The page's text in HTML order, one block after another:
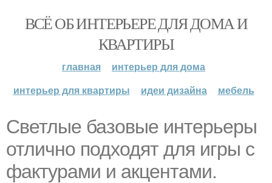
ВСЁ ОБ ИНТЕРЬЕРЕ ДЛЯ ДОМА И
КВАРТИРЫ
главная
интерьер для дома
интерьер для квартиры
идеи дизайна мебель
Светлые базовые интерьеры
отлично подходят для игры с
фактурами и акцентами.